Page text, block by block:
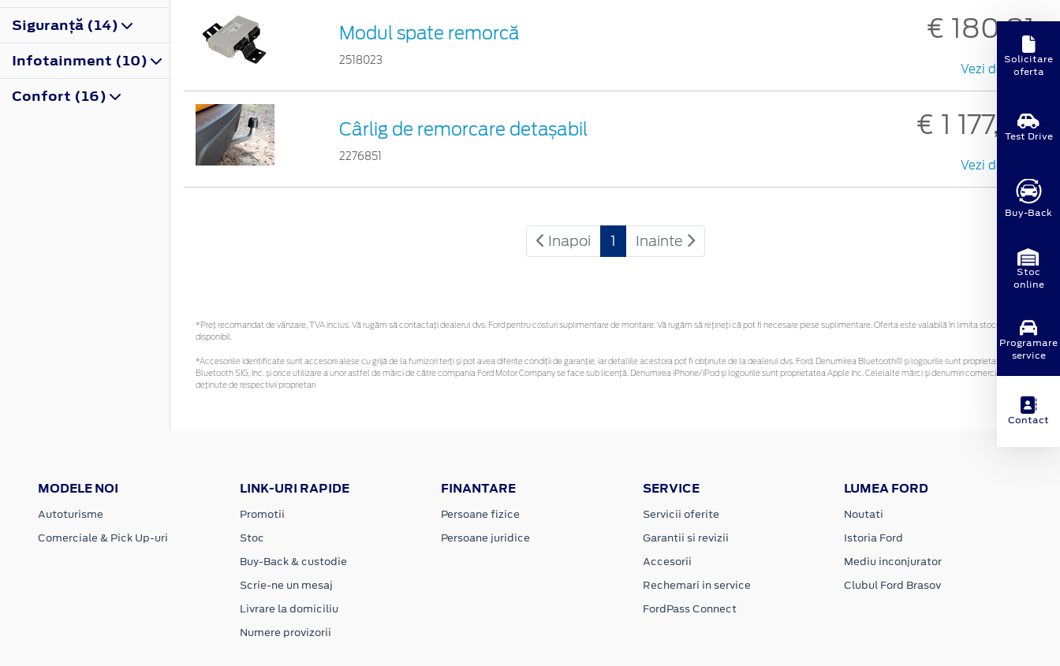
Siguranţă (14)
Infotainment (10)
Confort (16)
Modul spate remorcă
2518023
€ 180,81
Vezi detalii
Cârlig de remorcare detașabil
2276851
€ 1 177,46
Vezi detalii
Inapoi 1 Inainte
*Preţ recomandat de vânzare, TVA inclus. Vă rugăm să contactaţi dealerul dvs. Ford pentru costuri suplimentare de montare. Vă rugăm să rețineți că pot fi necesare piese suplimentare. Oferta este valabilă în limita stocului
disponibil.
*Accesoriile identificate sunt accesorii alese cu grijă de la furnizori terți și pot avea diferite condiții de garanție, iar detaliile acestora pot fi obținute de la dealerul dvs. Ford. Denumirea Bluetooth® și logourile sunt proprietatea
Bluetooth SIG, Inc. și orice utilizare a unor astfel de mărci de către compania Ford Motor Company se face sub licență. Denumirea iPhone/iPod și logourile sunt proprietatea Apple Inc. Celelalte mărci și denumiri comerciale sunt
deținute de respectivii proprietari
MODELE NOI
Autoturisme
Comerciale & Pick Up-uri
LINK-URI RAPIDE
Promotii
Stoc
Buy-Back & custodie
Scrie-ne un mesaj
Livrare la domiciliu
Numere provizorii
FINANTARE
Persoane fizice
Persoane juridice
SERVICE
Servicii oferite
Garantii si revizii
Accesorii
Rechemari in service
FordPass Connect
LUMEA FORD
Noutati
Istoria Ford
Mediu inconjurator
Clubul Ford Brasov
Solicitare
oferta
Test Drive
Buy-Back
Stoc
online
Programare
service
Contact